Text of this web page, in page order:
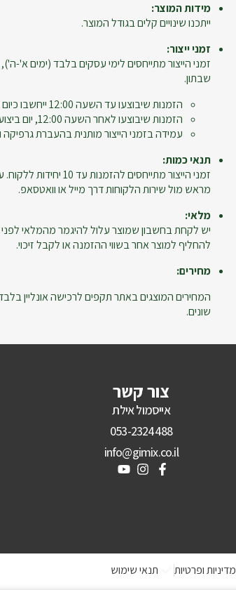
מידות המוצר:
ייתכנו שינויים קלים בגודל המוצר.
זמני ייצור:
זמני הייצור מתייחסים לימי עסקים בלבד (ימים א'-ה'),
שבתון.
הזמנות שיבוצעו עד השעה 12:00 ייחשבו כיום עבודה.
הזמנות שיבוצעו לאחר השעה 12:00, יום ביצוע ההזמנה לא ייחשב כיום עבודה.
עמידה בזמני הייצור מותנית בהעברת גרפיקה
תנאי כמות:
זמני הייצור מתייחסים
מראש מול שירות הלקוחות דרך מייל או וואטסאפ.
מלאי:
יש לקחת בחשבון שמוצר עלול להיגמר מהמלאי
להחליף למוצר אחר בשווי ההזמנה או לקבל זיכוי.
מחירים:
המחירים המוצגים באתר תקפים לרכישה אונליין
שונים.
צור קשר
אייסמול אילת
053-2324488
info@gimix.co.il
מדיניות ופרטיות תנאי שימוש